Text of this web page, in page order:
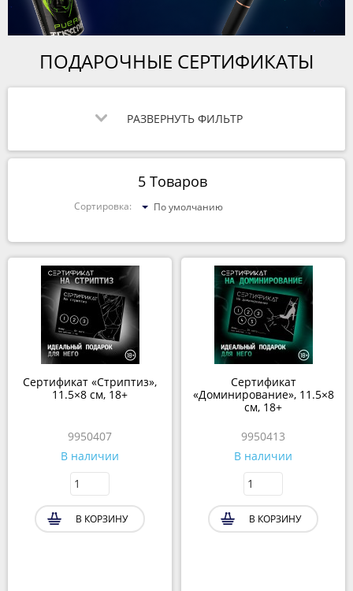
ПОДАРОЧНЫЕ СЕРТИФИКАТЫ
РАЗВЕРНУТЬ ФИЛЬТР
5 Товаров
Сортировка: По умолчанию
Сертификат «Стриптиз»,
11.5×8 см, 18+
9950407
В наличии
В КОРЗИНУ
Сертификат
«Доминирование», 11.5×8
см, 18+
9950413
В наличии
В КОРЗИНУ